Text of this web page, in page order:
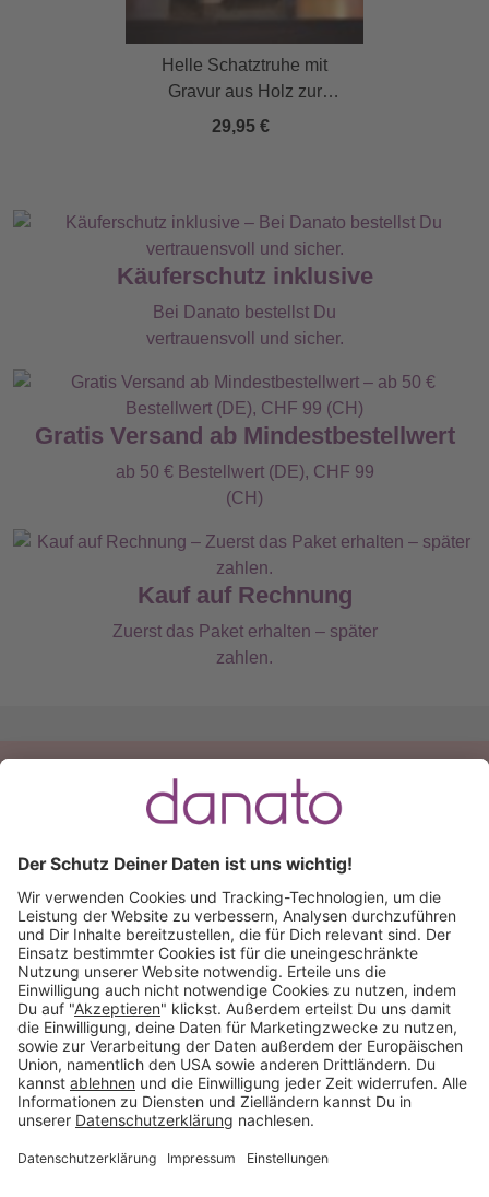
Helle Schatztruhe mit
Gravur aus Holz zur
Konfirmation
29,95 €
Käuferschutz inklusive
Bei Danato bestellst Du
vertrauensvoll und sicher.
Gratis Versand ab Mindestbestellwert
ab 50 € Bestellwert (DE), CHF 99
(CH)
Kauf auf Rechnung
Zuerst das Paket erhalten – später
zahlen.
Du hast eine Frage?
+49 (0) 511 51 56 0300
schreib uns eineE-Mail
Käuferschutz inklusive Kauf auf Rechnung
Mitglied im:
Deutschland